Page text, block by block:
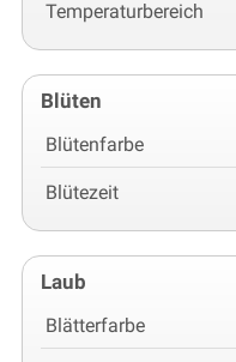
Temperaturbereich
Blüten
Blütenfarbe
Blütezeit
Laub
Blätterfarbe